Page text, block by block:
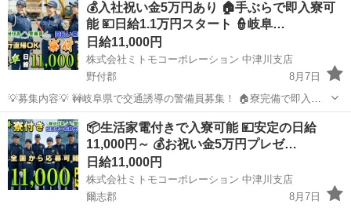
💰入社祝い金5万円あり 🏠手ぶらで即入寮可
能 💴日給1.1万円スタート 👮岐阜…
日給11,000円
株式会社ミトモコーポレーション 中津川支店
野付郡
8月7日
💡募集内容💡 🚧岐阜県で交通誘導の警備員募集！ 🏠寮完備で即入寮
OK。 🔰未経験でも安心の研修体制。 👫男女歓迎＆カップル応募も大
歓迎。 ✨安心して働ける環境で新生活をスタートしませんか？ 💴【日
給】 ✅日...
北海道 野付郡 その他 無料
📦生活家電付きで入寮可能 💴安定の日給
11,000円～ 💰お祝い金5万円プレゼ…
日給11,000円
株式会社ミトモコーポレーション 中津川支店
爾志郡
8月7日